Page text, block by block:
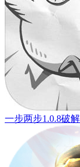
一步两步1.0.8破